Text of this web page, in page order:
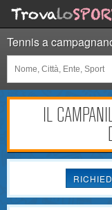
Tennis a
IL